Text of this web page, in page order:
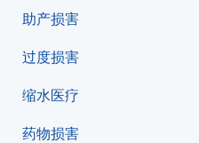
助产损害
过度损害
缩水医疗
药物损害